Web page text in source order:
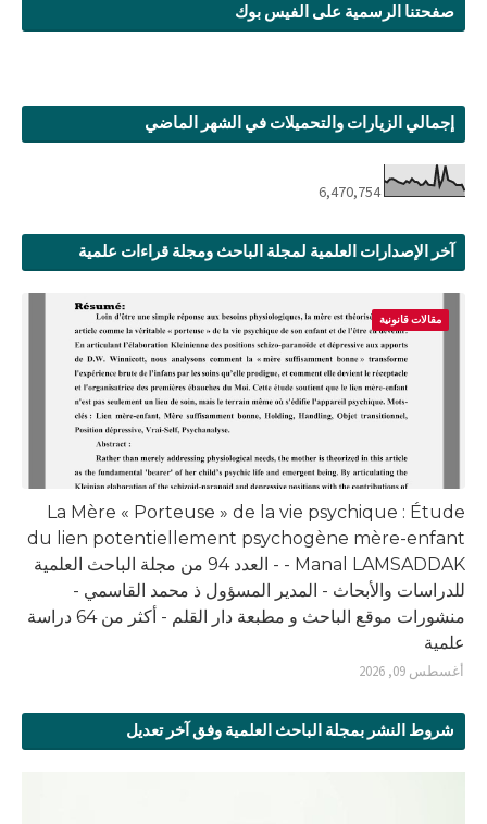
صفحتنا الرسمية على الفيس بوك
إجمالي الزيارات والتحميلات في الشهر الماضي
6,470,754
آخر الإصدارات العلمية لمجلة الباحث ومجلة قراءات علمية
مقالات قانونية
La Mère « Porteuse » de la vie psychique : Étude
du lien potentiellement psychogène mère-enfant
- Manal LAMSADDAK - العدد 94 من مجلة الباحث العلمية
للدراسات والأبحاث - المدير المسؤول ذ محمد القاسمي -
منشورات موقع الباحث و مطبعة دار القلم - أكثر من 64 دراسة
علمية
أغسطس 09, 2026
شروط النشر بمجلة الباحث العلمية وفق آخر تعديل